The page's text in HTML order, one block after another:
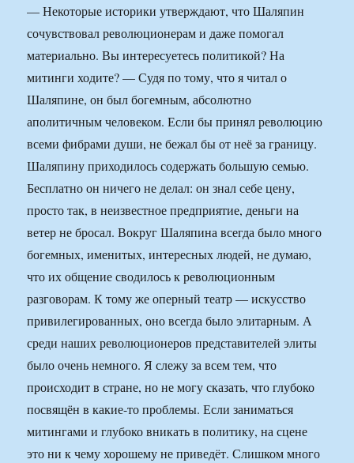
— Некоторые историки утверждают, что Шаляпин
сочувствовал революционерам и даже помогал
материально. Вы интересуетесь политикой? На
митинги ходите? — Судя по тому, что я читал о
Шаляпине, он был богемным, абсолютно
аполитичным человеком. Если бы принял революцию
всеми фибрами души, не бежал бы от неё за границу.
Шаляпину приходилось содержать большую семью.
Бесплатно он ничего не делал: он знал себе цену,
просто так, в неизвестное предприятие, деньги на
ветер не бросал. Вокруг Шаляпина всегда было много
богемных, именитых, интересных людей, не думаю,
что их общение сводилось к революционным
разговорам. К тому же оперный театр — искусство
привилегированных, оно всегда было элитарным. А
среди наших революционеров представителей элиты
было очень немного. Я слежу за всем тем, что
происходит в стране, но не могу сказать, что глубоко
посвящён в какие-то проблемы. Если заниматься
митингами и глубоко вникать в политику, на сцене
это ни к чему хорошему не приведёт. Слишком много